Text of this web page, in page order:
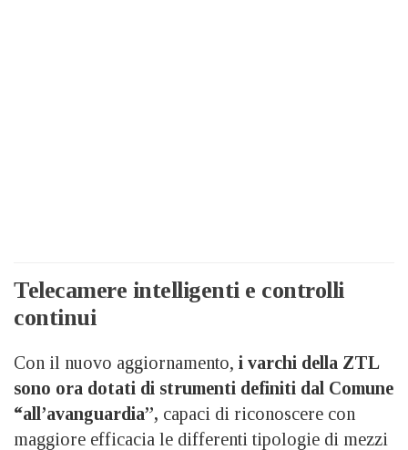
Telecamere intelligenti e controlli
continui
Con il nuovo aggiornamento, i varchi della ZTL
sono ora dotati di strumenti definiti dal Comune
“all’avanguardia”, capaci di riconoscere con
maggiore efficacia le differenti tipologie di mezzi